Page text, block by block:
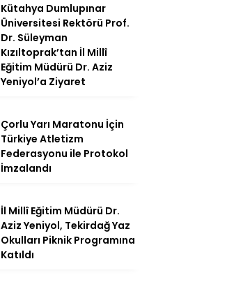
Kütahya Dumlupınar
Üniversitesi Rektörü Prof.
Dr. Süleyman
Kızıltoprak’tan İl Millî
Eğitim Müdürü Dr. Aziz
Yeniyol’a Ziyaret
Çorlu Yarı Maratonu İçin
Türkiye Atletizm
Federasyonu ile Protokol
İmzalandı
İl Millî Eğitim Müdürü Dr.
Aziz Yeniyol, Tekirdağ Yaz
Okulları Piknik Programına
Katıldı